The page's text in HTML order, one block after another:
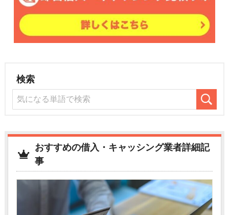
検索
おすすめの借入・キャッシング業者詳細記
事